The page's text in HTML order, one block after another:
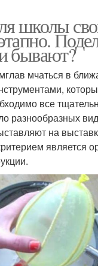
школы
бывают?
мчаться в
все
разнообразных
на
является